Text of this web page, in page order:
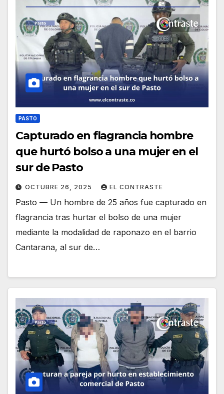
PASTO
Capturado en flagrancia hombre
que hurtó bolso a una mujer en el
sur de Pasto
OCTUBRE 26, 2025 EL CONTRASTE
Pasto — Un hombre de 25 años fue capturado en
flagrancia tras hurtar el bolso de una mujer
mediante la modalidad de raponazo en el barrio
Cantarana, al sur de…